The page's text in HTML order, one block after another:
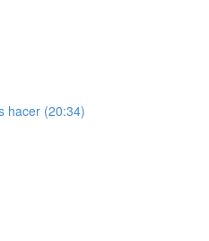
hacer (20:34)